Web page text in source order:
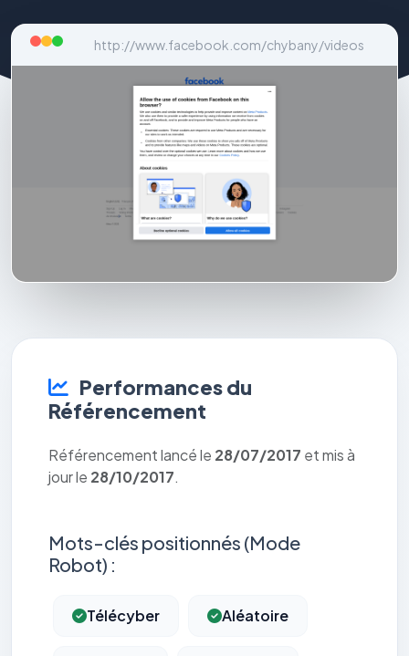
http://www.facebook.com/chybany/videos
Performances du
Référencement
Référencement lancé le 28/07/2017 et mis à
jour le 28/10/2017.
Mots-clés positionnés (Mode
Robot) :
Télécyber Aléatoire